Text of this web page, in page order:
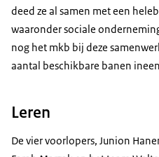
deed ze al samen met een
waaronder sociale
nog het mkb bij deze
aantal beschikbare banen
Leren
De vier voorlopers, Junion